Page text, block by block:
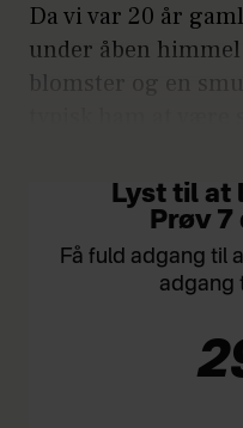
Da vi var 20 år
under åben
blomster og en
Lyst til
Prøv
Få fuld adgang til
adgang